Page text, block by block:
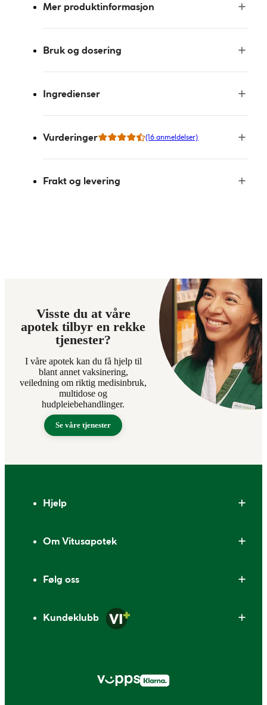
Mer produktinformasjon
Bruk og dosering
Ingredienser
Vurderinger (16 anmeldelser)
Frakt og levering
Visste du at våre
apotek tilbyr en rekke
tjenester?
I våre apotek kan du få hjelp til
blant annet vaksinering,
veiledning om riktig medisinbruk,
multidose og
hudpleiebehandlinger.
Se våre tjenester
Hjelp
Om Vitusapotek
Følg oss
Kundeklubb